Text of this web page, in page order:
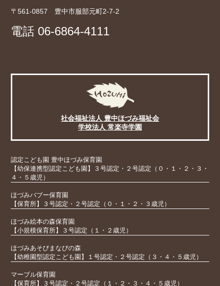
〒561-0857 豊中市服部元町2-7-2
電話 06-6864-4111
社会福祉法人 豊中ほづみ福祉会
学校法人 常楽寺学園
認定こども園 豊中ほづみ保育園
【幼保連携型認定こども園】３号認定・２号認定（０・１・２・３・
４・５歳児）
ほづみバブー保育園
【保育所】３号認定・２号認定（０・１・２・３歳児）
ほづみ絵本の森保育園
【小規模保育所】３号認定（１・２歳児）
ほづみあそびまなびの森
【幼稚園型認定こども園】１号認定・２号認定（３・４・５歳児）
マーブル保育園
【保育所】３号認定・２号認定（１・２・３・４・５歳児）